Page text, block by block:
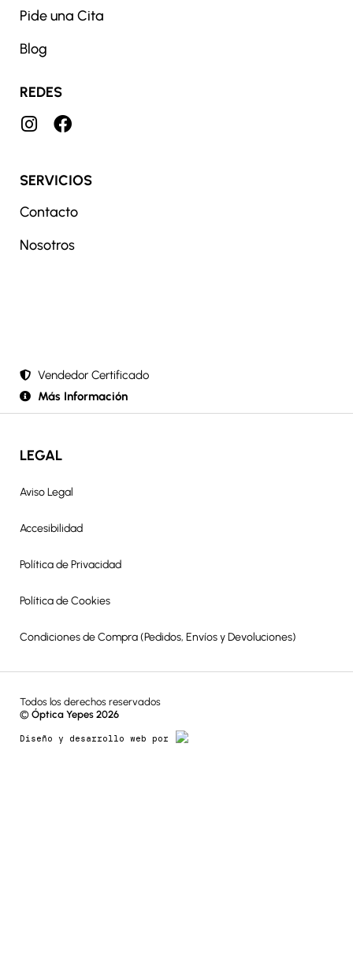
Pide una Cita
Blog
REDES
SERVICIOS
Contacto
Nosotros
Vendedor Certificado
Más Información
LEGAL
Aviso Legal
Accesibilidad
Política de Privacidad
Política de Cookies
Condiciones de Compra (Pedidos, Envíos y Devoluciones)
Todos los derechos reservados
© Óptica Yepes 2026
Diseño y desarrollo web por